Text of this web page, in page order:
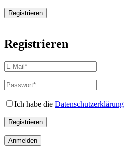
Registrieren
Registrieren
E-
Mail-
Adresse*
Erforderlich
Passwort*
Erforderlich
Ich habe die Datenschutzerklärung
Registrieren
Anmelden